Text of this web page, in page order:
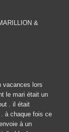
&
vacances lors
le mari était un
. il était
à chaque fois ce
à un